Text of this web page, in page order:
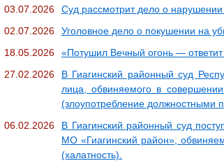
03.07.2026
Суд рассмотрит дело о нарушении
02.07.2026
Уголовное дело о покушении на
18.05.2026
«Потушил Вечный огонь —
27.02.2026
В Гиагинский районный суд
лица, обвиняемого в
(злоупотребление должностными
06.02.2026
В Гиагинский районный суд
МО «Гиагинский район»,
(халатность).